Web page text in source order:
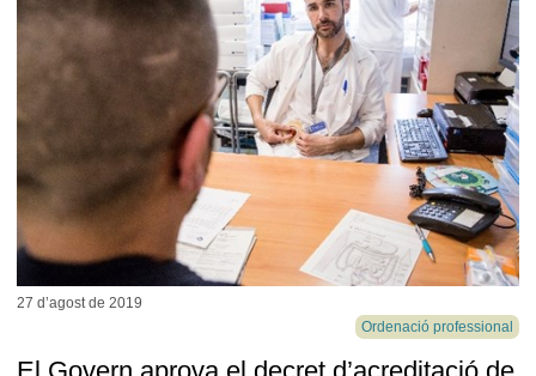
27 d’agost de 2019
Ordenació professional